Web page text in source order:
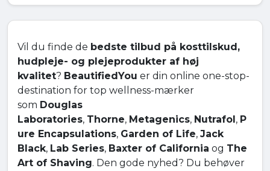
Vil du finde de bedste tilbud på kosttilskud,
hudpleje- og plejeprodukter af høj
kvalitet? BeautifiedYou er din online one-stop-
destination for top wellness-mærker
som Douglas
Laboratories, Thorne, Metagenics, Nutrafol , P
ure Encapsulations, Garden of Life, Jack
Black, Lab Series, Baxter of California og The
Art of Shaving. Den gode nyhed? Du behøver